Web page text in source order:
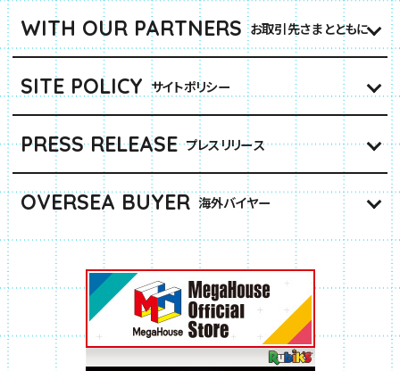
WITH OUR PARTNERS お取引先さまとともに
SITE POLICY サイトポリシー
PRESS RELEASE プレスリリース
OVERSEA BUYER 海外バイヤー